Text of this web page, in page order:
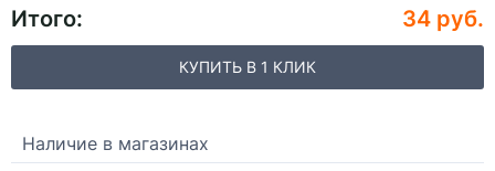
Итого: 34 руб.
КУПИТЬ В 1 КЛИК
Наличие в магазинах